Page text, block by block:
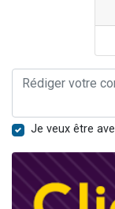
Je veux être